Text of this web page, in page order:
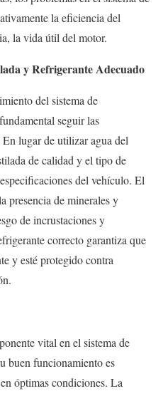
la eficiencia del
la vida útil del motor.
y Refrigerante Adecuado
del sistema de
seguir las
lugar de utilizar agua del
de calidad y el tipo de
del vehículo. El
presencia de minerales y
de incrustaciones y
correcto garantiza que
y esté protegido contra
vital en el sistema de
buen funcionamiento es
óptimas condiciones. La